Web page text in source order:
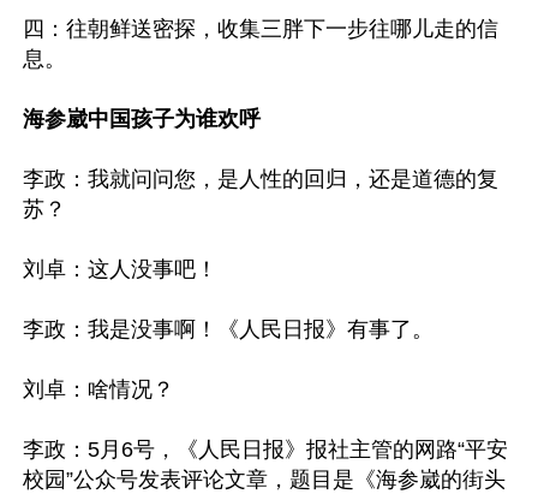
四：往朝鲜送密探，收集三胖下一步往哪儿走的信
息。
海参崴中国孩子为谁欢呼
李政：我就问问您，是人性的回归，还是道德的复
苏？
刘卓：这人没事吧！
李政：我是没事啊！《人民日报》有事了。
刘卓：啥情况？
李政：5月6号，《人民日报》报社主管的网路“平安
校园”公众号发表评论文章，题目是《海参崴的街头